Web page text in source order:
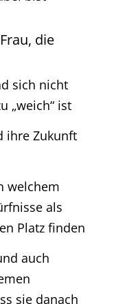
die
sich nicht
„weich“ ist
ihre Zukunft
welchem
als
Platz finden
auch
sie danach